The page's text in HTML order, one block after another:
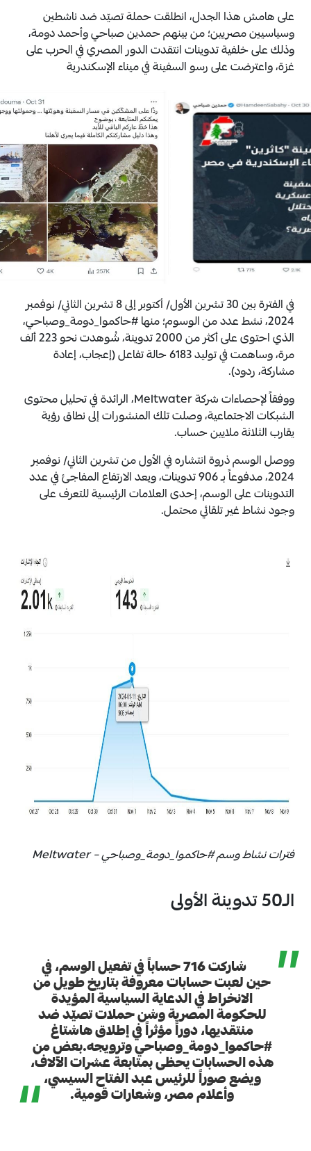
على هامش هذا الجدل، انطلقت حملة تصيّد ضد ناشطين
وسياسيين مصريين؛ من بينهم حمدين صباحي وأحمد دومة،
وذلك على خلفية تدوينات انتقدت الدور المصري في الحرب على
غزة، واعترضت على رسو السفينة في ميناء الإسكندرية
في الفترة بين 30 تشرين الأول/ أكتوبر إلى 8 تشرين الثاني/ نوفمبر
2024، نشط عدد من الوسوم؛ منها #حاكموا_دومة_وصباحي،
الذي احتوى على أكثر من 2000 تدوينة، شُوهدت نحو 223 ألف
مرة، وساهمت في توليد 6183 حالة تفاعل (إعجاب، إعادة
مشاركة، ردود).
ووفقاً لإحصاءات شركة Meltwater، الرائدة في تحليل محتوى
الشبكات الاجتماعية، وصلت تلك المنشورات إلى نطاق رؤية
يقارب الثلاثة ملايين حساب.
ووصل الوسم ذروة انتشاره في الأول من تشرين الثاني/ نوفمبر
2024، مدفوعاً بـ 906 تدوينات، ويعد الارتفاع المفاجئ في عدد
التدوينات على الوسم، إحدى العلامات الرئيسية للتعرف على
وجود نشاط غير تلقائي محتمل.
فترات نشاط وسم #حاكموا_دومة_وصباحي – Meltwater
الـ50 تدوينة الأولى
” شاركت 716 حساباً في تفعيل الوسم، في
حين لعبت حسابات معروفة بتاريخ طويل من
الانخراط في الدعاية السياسية المؤيدة
للحكومة المصرية وشن حملات تصيّد ضد
منتقديها، دوراً مؤثراً في إطلاق هاشتاغ
#حاكموا_دومة_وصباحي وترويجه.بعض من
هذه الحسابات يحظى بمتابعة عشرات الآلاف،
ويضع صوراً للرئيس عبد الفتاح السيسي،
وأعلام مصر، وشعارات قومية. “